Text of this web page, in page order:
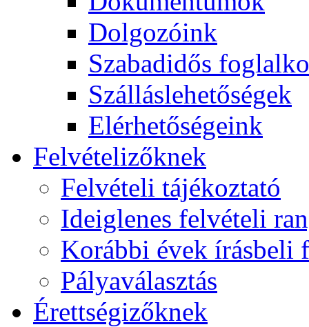
Dolgozóink
Szabadidős
Szálláslehetőségek
Elérhetőségeink
Felvételizőknek
Felvételi tájékoztató
Ideiglenes felvételi
Korábbi évek írásbeli
Pályaválasztás
Érettségizőknek